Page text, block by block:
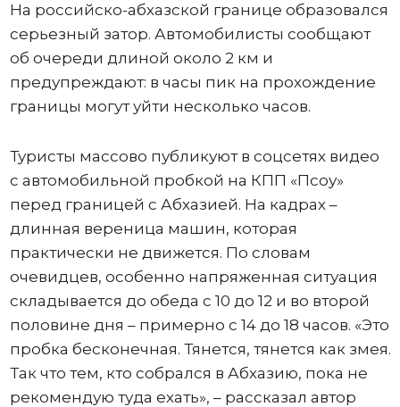
На российско-абхазской границе образовался
серьезный затор. Автомобилисты сообщают
об очереди длиной около 2 км и
предупреждают: в часы пик на прохождение
границы могут уйти несколько часов.
Туристы массово публикуют в соцсетях видео
с автомобильной пробкой на КПП «Псоу»
перед границей с Абхазией. На кадрах –
длинная вереница машин, которая
практически не движется. По словам
очевидцев, особенно напряженная ситуация
складывается до обеда с 10 до 12 и во второй
половине дня – примерно с 14 до 18 часов. «Это
пробка бесконечная. Тянется, тянется как змея.
Так что тем, кто собрался в Абхазию, пока не
рекомендую туда ехать», – рассказал автор